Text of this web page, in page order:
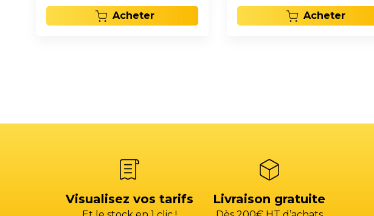
Acheter Acheter
Visualisez vos tarifs Livraison gratuite